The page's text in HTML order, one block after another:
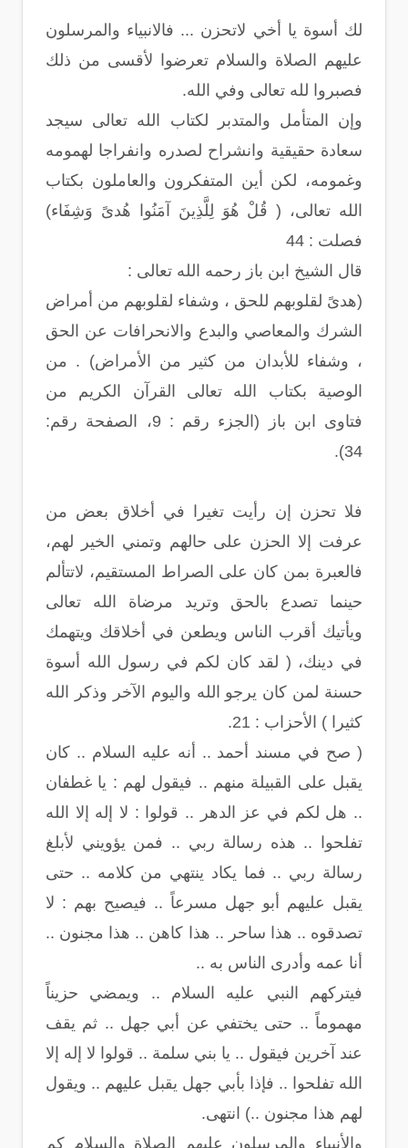
لك أسوة يا أخي لاتحزن ... فالانبياء والمرسلون
عليهم الصلاة والسلام تعرضوا لأقسى من ذلك
فصبروا لله تعالى وفي الله.
وإن المتأمل والمتدبر لكتاب الله تعالى سيجد
سعادة حقيقية وانشراح لصدره وانفراجا لهمومه
وغمومه، لكن أين المتفكرون والعاملون بكتاب
الله تعالى، ( قُلْ هُوَ لِلَّذِينَ آمَنُوا هُدىً وَشِفَاء)
فصلت : 44
قال الشيخ ابن باز رحمه الله تعالى :
(هدىً لقلوبهم للحق ، وشفاء لقلوبهم من أمراض
الشرك والمعاصي والبدع والانحرافات عن الحق
، وشفاء للأبدان من كثير من الأمراض) . من
الوصية بكتاب الله تعالى القرآن الكريم من
فتاوى ابن باز (الجزء رقم : 9، الصفحة رقم:
34).
فلا تحزن إن رأيت تغيرا في أخلاق بعض من
عرفت إلا الحزن على حالهم وتمني الخير لهم،
فالعبرة بمن كان على الصراط المستقيم، لاتتألم
حينما تصدع بالحق وتريد مرضاة الله تعالى
ويأتيك أقرب الناس ويطعن في أخلاقك ويتهمك
في دينك، ( لقد كان لكم في رسول الله أسوة
حسنة لمن كان يرجو الله واليوم الآخر وذكر الله
كثيرا ) الأحزاب : 21.
( صح في مسند أحمد .. أنه عليه السلام .. كان
يقبل على القبيلة منهم .. فيقول لهم : يا غطفان
.. هل لكم في عز الدهر .. قولوا : لا إله إلا الله
تفلحوا .. هذه رسالة ربي .. فمن يؤويني لأبلغ
رسالة ربي .. فما يكاد ينتهي من كلامه .. حتى
يقبل عليهم أبو جهل مسرعاً .. فيصيح بهم : لا
تصدقوه .. هذا ساحر .. هذا كاهن .. هذا مجنون ..
أنا عمه وأدرى الناس به ..
فيتركهم النبي عليه السلام .. ويمضي حزيناً
مهموماً .. حتى يختفي عن أبي جهل .. ثم يقف
عند آخرين فيقول .. يا بني سلمة .. قولوا لا إله إلا
الله تفلحوا .. فإذا بأبي جهل يقبل عليهم .. ويقول
لهم هذا مجنون ..) انتهى.
والأنبياء والمرسلون عليهم الصلاة والسلام كم